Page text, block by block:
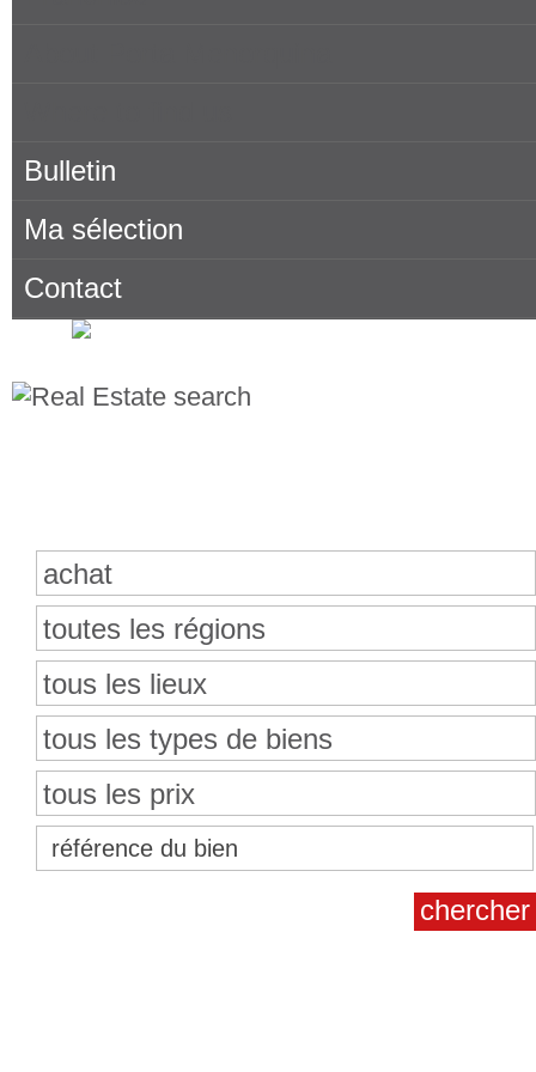
Bulletin
Ma sélection
Contact
achat
toutes les régions
tous les lieux
tous les types de biens
tous les prix